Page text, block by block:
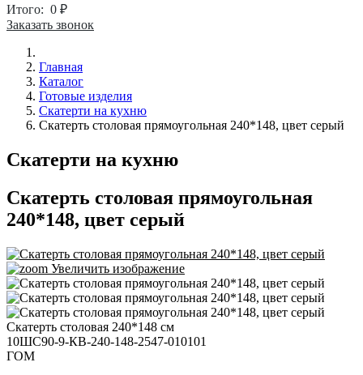
Итого: 0 ₽
Заказать звонок
Главная
Каталог
Готовые изделия
Скатерти на кухню
Скатерть столовая прямоугольная 240*148, цвет серый
Скатерти на кухню
Скатерть столовая прямоугольная
240*148, цвет серый
Увеличить изображение
Скатерть столовая 240*148 см
10ШС90-9-КВ-240-148-2547-010101
ГОМ